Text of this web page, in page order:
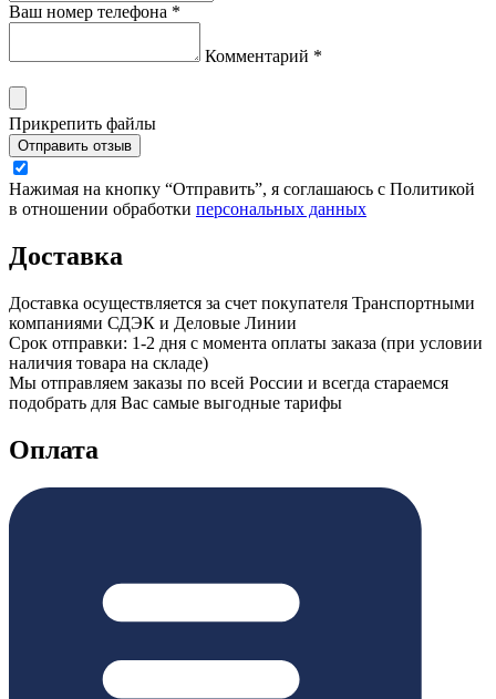
Ваш номер телефона *
Комментарий *
Прикрепить файлы
Отправить отзыв
Нажимая на кнопку “Отправить”, я соглашаюсь с Политикой
в отношении обработки персональных данных
Доставка
Доставка осуществляется за счет покупателя Транспортными
компаниями СДЭК и Деловые Линии
Срок отправки: 1-2 дня с момента оплаты заказа (при условии
наличия товара на складе)
Мы отправляем заказы по всей России и всегда стараемся
подобрать для Вас самые выгодные тарифы
Оплата